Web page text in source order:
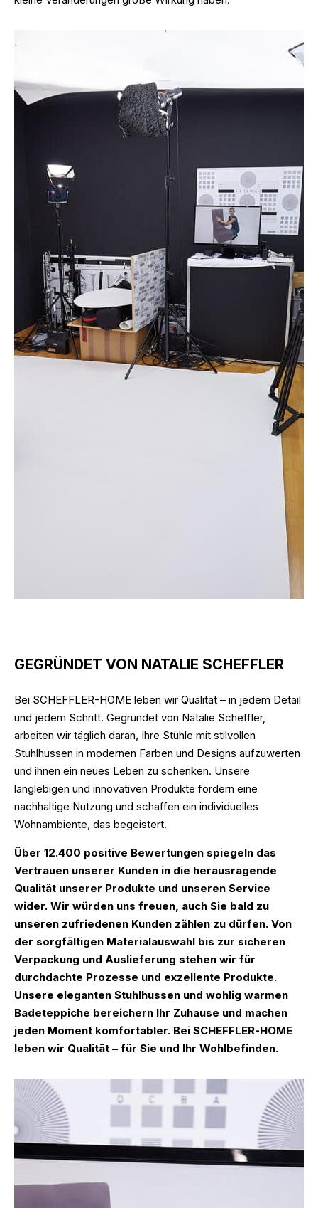
GEGRÜNDET VON NATALIE SCHEFFLER
Bei SCHEFFLER-HOME leben wir Qualität – in jedem Detail
und jedem Schritt. Gegründet von Natalie Scheffler,
arbeiten wir täglich daran, Ihre Stühle mit stilvollen
Stuhlhussen in modernen Farben und Designs aufzuwerten
und ihnen ein neues Leben zu schenken. Unsere
langlebigen und innovativen Produkte fördern eine
nachhaltige Nutzung und schaffen ein individuelles
Wohnambiente, das begeistert.
Über 12.400 positive Bewertungen spiegeln das
Vertrauen unserer Kunden in die herausragende
Qualität unserer Produkte und unseren Service
wider. Wir würden uns freuen, auch Sie bald zu
unseren zufriedenen Kunden zählen zu dürfen. Von
der sorgfältigen Materialauswahl bis zur sicheren
Verpackung und Auslieferung stehen wir für
durchdachte Prozesse und exzellente Produkte.
Unsere eleganten Stuhlhussen und wohlig warmen
Badeteppiche bereichern Ihr Zuhause und machen
jeden Moment komfortabler. Bei SCHEFFLER-HOME
leben wir Qualität – für Sie und Ihr Wohlbefinden.